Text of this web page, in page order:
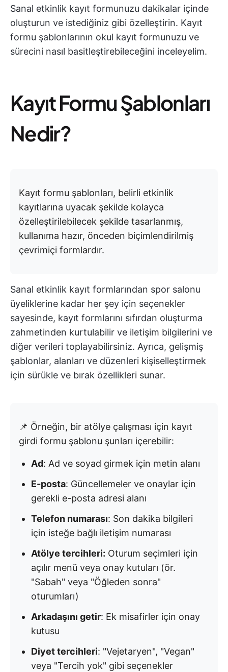
Sanal etkinlik kayıt formunuzu dakikalar içinde
oluşturun ve istediğiniz gibi özelleştirin. Kayıt
formu şablonlarının okul kayıt formunuzu ve
sürecini nasıl basitleştirebileceğini inceleyelim.
Kayıt Formu Şablonları
Nedir?
Kayıt formu şablonları, belirli etkinlik
kayıtlarına uyacak şekilde kolayca
özelleştirilebilecek şekilde tasarlanmış,
kullanıma hazır, önceden biçimlendirilmiş
çevrimiçi formlardır.
Sanal etkinlik kayıt formlarından spor salonu
üyeliklerine kadar her şey için seçenekler
sayesinde, kayıt formlarını sıfırdan oluşturma
zahmetinden kurtulabilir ve iletişim bilgilerini ve
diğer verileri toplayabilirsiniz. Ayrıca, gelişmiş
şablonlar, alanları ve düzenleri kişiselleştirmek
için sürükle ve bırak özellikleri sunar.
📌 Örneğin, bir atölye çalışması için kayıt
girdi formu şablonu şunları içerebilir:
Ad: Ad ve soyad girmek için metin alanı
E-posta: Güncellemeler ve onaylar için
gerekli e-posta adresi alanı
Telefon numarası: Son dakika bilgileri
için isteğe bağlı iletişim numarası
Atölye tercihleri: Oturum seçimleri için
açılır menü veya onay kutuları (ör.
"Sabah" veya "Öğleden sonra"
oturumları)
Arkadaşını getir: Ek misafirler için onay
kutusu
Diyet tercihleri: "Vejetaryen", "Vegan"
veya "Tercih yok" gibi seçenekler